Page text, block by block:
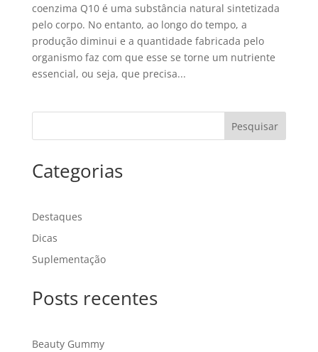
coenzima Q10 é uma substância natural sintetizada
pelo corpo. No entanto, ao longo do tempo, a
produção diminui e a quantidade fabricada pelo
organismo faz com que esse se torne um nutriente
essencial, ou seja, que precisa...
Pesquisar
Categorias
Destaques
Dicas
Suplementação
Posts recentes
Beauty Gummy